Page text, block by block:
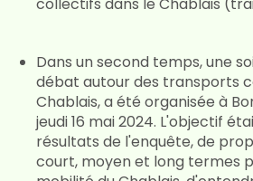
Dans un second temps, une
débat autour des transports
Chablais, a été organisée à
jeudi 16 mai 2024. L'objectif
résultats de l'enquête, de
court, moyen et long termes